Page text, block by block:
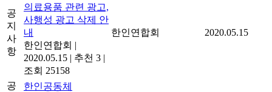
공
지
사
항
의료용품 관련 광고,
사행성 광고 삭제 안
내
한인연합회 |
2020.05.15 | 추천 3 |
조회 25158
한인연합회 2020.05.15
공
한인공동체